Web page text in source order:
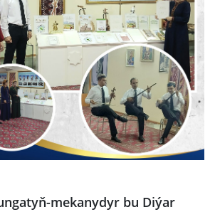
mekanydyr bu Diýar